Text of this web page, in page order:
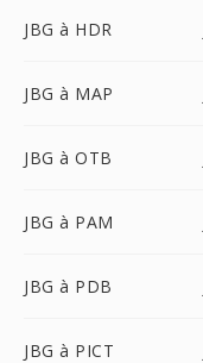
JBG à HDR
JBG à MAP
JBG à OTB
JBG à PAM
JBG à PDB
JBG à PICT